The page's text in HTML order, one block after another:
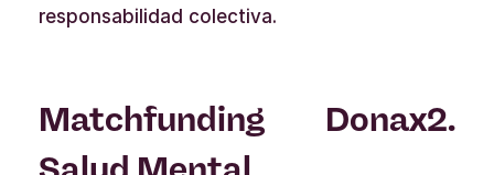
responsabilidad colectiva.
Matchfunding Donax2.